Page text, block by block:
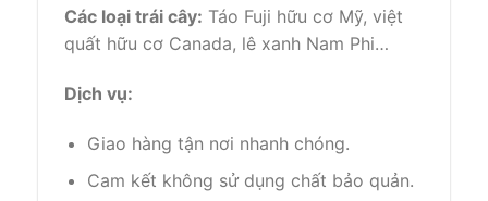
Các loại trái cây: Táo Fuji hữu cơ Mỹ, việt
quất hữu cơ Canada, lê xanh Nam Phi…
Dịch vụ:
Giao hàng tận nơi nhanh chóng.
Cam kết không sử dụng chất bảo quản.